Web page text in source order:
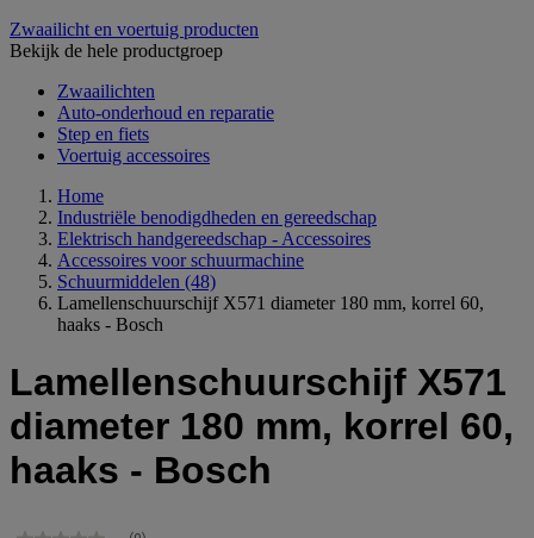
Zwaailicht en voertuig producten
Bekijk de hele productgroep
Zwaailichten
Auto-onderhoud en reparatie
Step en fiets
Voertuig accessoires
Home
Industriële benodigdheden en gereedschap
Elektrisch handgereedschap - Accessoires
Accessoires voor schuurmachine
Schuurmiddelen (48)
Lamellenschuurschijf X571 diameter 180 mm, korrel 60,
haaks - Bosch
Lamellenschuurschijf X571
diameter 180 mm, korrel 60,
haaks - Bosch